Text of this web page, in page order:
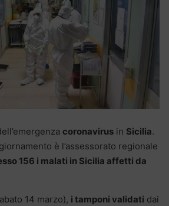
coronavirus in Sicilia.
è l’assessorato regionale
156 i malati in Sicilia affetti da
14 marzo), i tamponi validati dai